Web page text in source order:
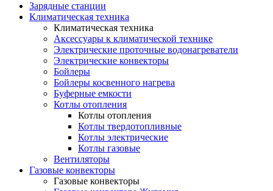
Зарядные станции
Климатическая техника
Климатическая техника
Аксессуары к климатической технике
Электрические проточные водонагреватели
Электрические конвекторы
Бойлеры
Бойлеры косвенного нагрева
Буферные емкости
Котлы отопления
Котлы отопления
Котлы твердотопливные
Котлы электрические
Котлы газовые
Вентиляторы
Газовые конвекторы
Газовые конвекторы